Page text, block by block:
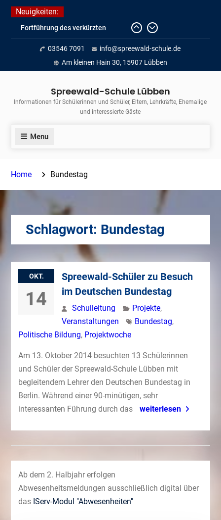
Skip
content
Neuigkeiten:
Fortführung des verkürzten
Unterrichts aufgrund der hohen
Temperaturen (22.06. bis
voraussichtlich zum 26.06.2026)
Journalismus hautnah
Insellauf 2026
03546 7091
info@spreewald-schule.de
Am kleinen Hain 30, 15907 Lübben
Spreewald-Schule Lübben
Informationen für Schülerinnen und Schüler, Eltern, Lehrkräfte, Ehemalige
und interessierte Gäste
Menu
Home Bundestag
Schlagwort: Bundestag
OKT.
14
Spreewald-Schüler zu Besuch
im Deutschen Bundestag
Schulleitung Projekte,
Veranstaltungen
Bundestag,
Politische Bildung, Projektwoche
Am 13. Oktober 2014 besuchten 13 Schülerinnen
und Schüler der Spreewald-Schule Lübben mit
begleitendem Lehrer den Deutschen Bundestag in
Berlin. Während einer 90-minütigen, sehr
interessanten Führung durch das
weiterlesen
Ab dem 2. Halbjahr erfolgen
Abwesenheitsmeldungen ausschließlich digital über
das IServ-Modul "Abwesenheiten"